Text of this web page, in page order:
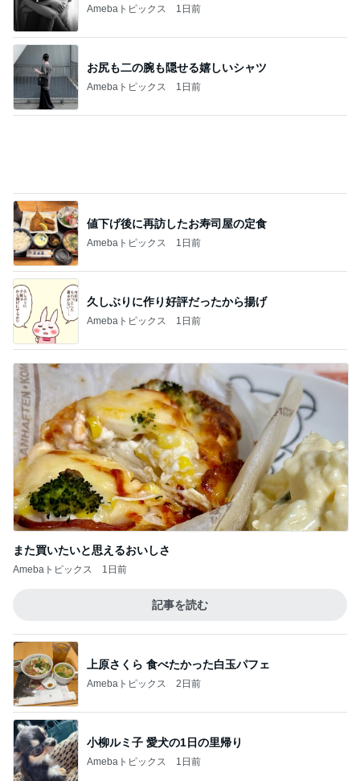
Amebaトピックス 1日前
お尻も二の腕も隠せる嬉しいシャツ
Amebaトピックス 1日前
値下げ後に再訪したお寿司屋の定食
Amebaトピックス 1日前
久しぶりに作り好評だったから揚げ
Amebaトピックス 1日前
また買いたいと思えるおいしさ
Amebaトピックス 1日前
記事を読む
上原さくら 食べたかった白玉パフェ
Amebaトピックス 2日前
小柳ルミ子 愛犬の1日の里帰り
Amebaトピックス 1日前